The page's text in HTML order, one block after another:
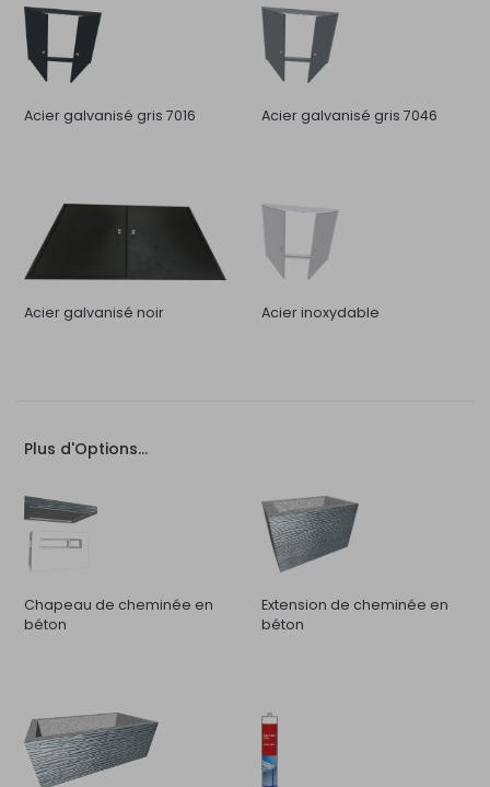
Acier galvanisé gris 7016 Acier galvanisé gris 7046
Acier galvanisé noir Acier inoxydable
Plus d'Options...
Chapeau de cheminée en
béton
Extension de cheminée en
béton